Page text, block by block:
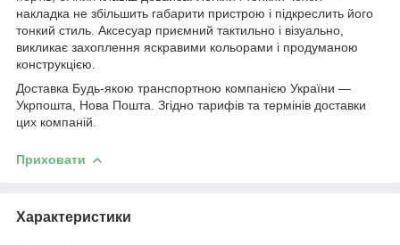
накладка не збільшить габарити пристрою і підкреслить його
тонкий стиль. Аксесуар приємний тактильно і візуально,
викликає захоплення яскравими кольорами і продуманою
конструкцією.
Доставка Будь-якою транспортною компанією України ―
Укрпошта, Нова Пошта. Згідно тарифів та термінів доставки
цих компаній.
Приховати
Характеристики